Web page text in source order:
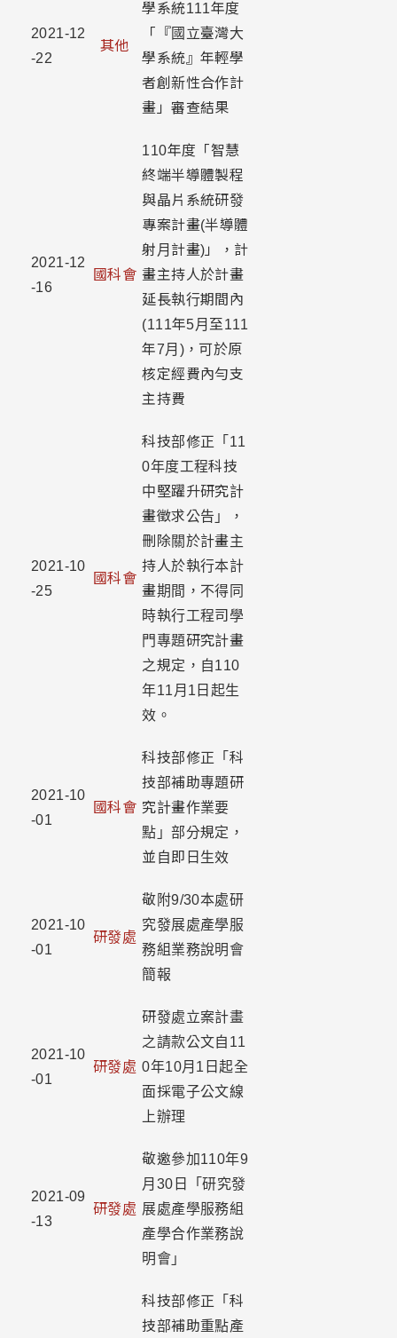
2021-12
-22
其他
學系統111年度
「『國立臺灣大
學系統』年輕學
者創新性合作計
畫」審查結果
2021-12
-16
國科會
110年度「智慧
終端半導體製程
與晶片系統研發
專案計畫(半導體
射月計畫)」，計
畫主持人於計畫
延長執行期間內
(111年5月至111
年7月)，可於原
核定經費內勻支
主持費
2021-10
-25
國科會
科技部修正「11
0年度工程科技
中堅躍升研究計
畫徵求公告」，
刪除關於計畫主
持人於執行本計
畫期間，不得同
時執行工程司學
門專題研究計畫
之規定，自110
年11月1日起生
效。
2021-10
-01
國科會
科技部修正「科
技部補助專題研
究計畫作業要
點」部分規定，
並自即日生效
2021-10
-01
研發處
敬附9/30本處研
究發展處產學服
務組業務說明會
簡報
2021-10
-01
研發處
研發處立案計畫
之請款公文自11
0年10月1日起全
面採電子公文線
上辦理
2021-09
-13
研發處
敬邀參加110年9
月30日「研究發
展處產學服務組
產學合作業務說
明會」
科技部修正「科
技部補助重點產